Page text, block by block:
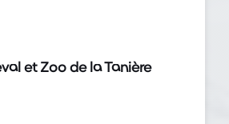
et Zoo de la Tanière